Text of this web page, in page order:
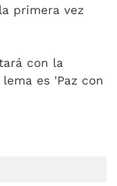
primera vez
con la
es 'Paz con